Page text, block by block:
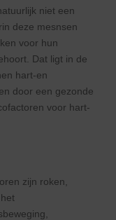
niet een
deze mesnsen
voor hun
Dat ligt in de
hart-en
door een gezonde
voor hart-
zijn roken,